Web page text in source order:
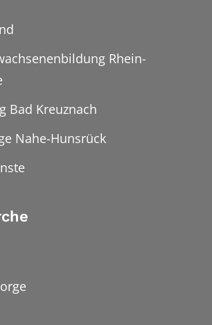
Rhein-
Bad Kreuznach
Nahe-Hunsrück